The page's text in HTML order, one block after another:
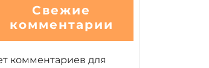
Свежие
комментарии
комментариев для